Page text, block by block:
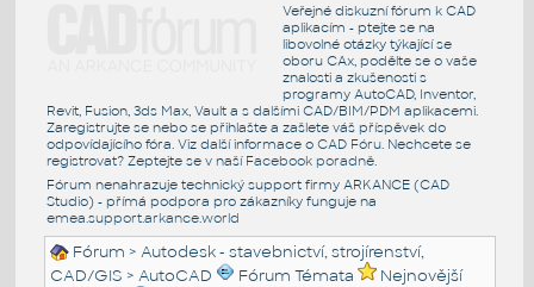
Veřejné diskuzní fórum k CAD
aplikacím - ptejte se na
libovolné otázky týkající se
oboru CAx, podělte se o vaše
znalosti a zkušenosti s
programy AutoCAD, Inventor,
Revit, Fusion, 3ds Max, Vault a s dalšími CAD/BIM/PDM aplikacemi.
Zaregistrujte se nebo se přihlašte a zašlete váš příspěvek do
odpovídajícího fóra. Viz další informace o CAD Fóru. Nechcete se
registrovat? Zeptejte se v naší Facebook poradně.
Fórum nenahrazuje technický support firmy ARKANCE (CAD
Studio) - přímá podpora pro zákazníky funguje na
emea.support.arkance.world
Fórum >Autodesk - stavebnictví, strojírenství,
CAD/GIS >AutoCAD Fórum Témata
Nejnovější